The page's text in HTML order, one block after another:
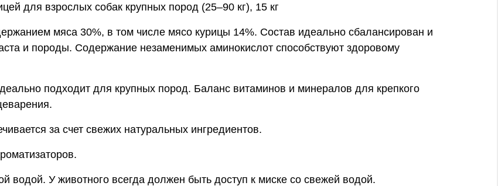
для взрослых собак крупных пород (25–90 кг), 15 кг
мяса 30%, в том числе мясо курицы 14%. Состав идеально сбалансирован и
и породы. Содержание незаменимых аминокислот способствуют здоровому
подходит для крупных пород. Баланс витаминов и минералов для крепкого
за счет свежих натуральных ингредиентов.
водой. У животного всегда должен быть доступ к миске со свежей водой.